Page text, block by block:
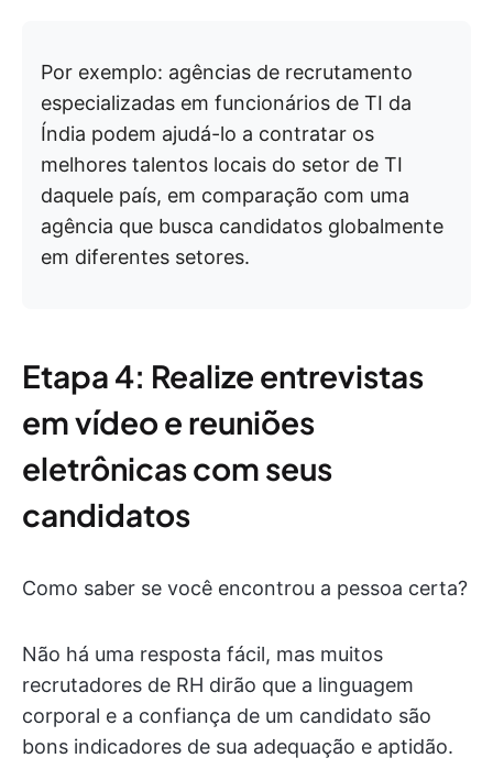
Por exemplo: agências de recrutamento
especializadas em funcionários de TI da
Índia podem ajudá-lo a contratar os
melhores talentos locais do setor de TI
daquele país, em comparação com uma
agência que busca candidatos globalmente
em diferentes setores.
Etapa 4: Realize entrevistas
em vídeo e reuniões
eletrônicas com seus
candidatos
Como saber se você encontrou a pessoa certa?
Não há uma resposta fácil, mas muitos
recrutadores de RH dirão que a linguagem
corporal e a confiança de um candidato são
bons indicadores de sua adequação e aptidão.